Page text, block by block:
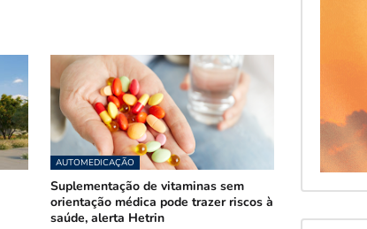
AUTOMEDICAÇÃO
Suplementação de vitaminas sem
orientação médica pode trazer riscos à
saúde, alerta Hetrin